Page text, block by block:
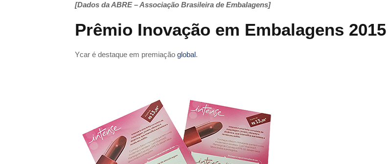
[Dados da ABRE – Associação Brasileira de Embalagens]
Prêmio Inovação em Embalagens 2015
Ycar é destaque em premiação global.